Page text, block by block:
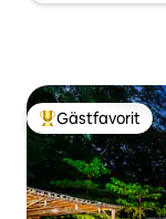
Populär
Gästfavorit